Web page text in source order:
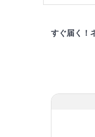
すぐ届く！